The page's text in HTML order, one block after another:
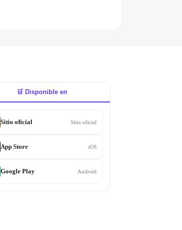
🛒 Disponible en
Sitio oficial Sitio oficial
App Store iOS
Google Play Android